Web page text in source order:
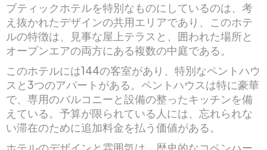
ブティックホテルを特別なものにしているのは、考
え抜かれたデザインの共用エリアであり、このホテ
ルの特徴は、見事な屋上テラスと、囲われた場所と
オープンエアの両方にある複数の中庭である。
このホテルには144の客室があり、特別なペントハウ
スと3つのアパートがある。ペントハウスは特に豪華
で、専用のバルコニーと設備の整ったキッチンを備
えている。予算が限られている人には、忘れられな
い滞在のために追加料金を払う価値がある。